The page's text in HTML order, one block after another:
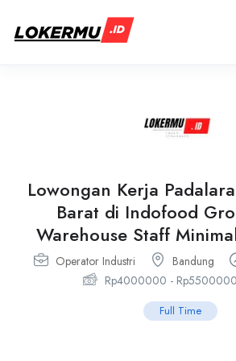
Lowongan Kerja
Barat di Indofood
Warehouse Staff
Operator Industri Bandung
Rp4000000 - Rp5500000
Full Time